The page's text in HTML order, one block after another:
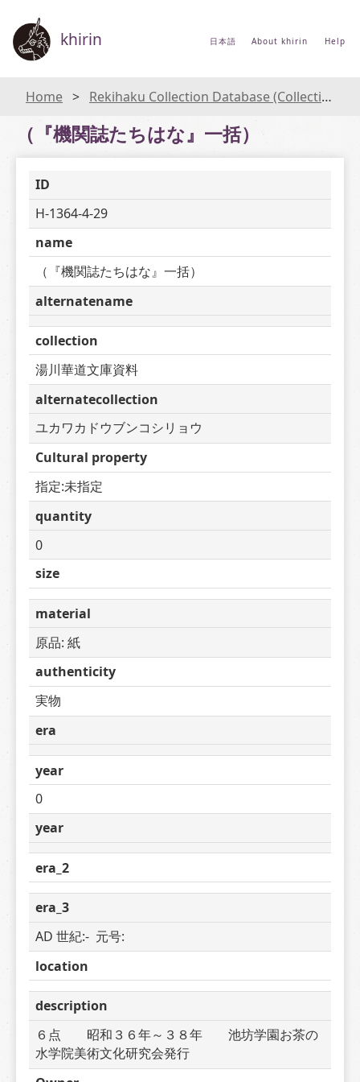
khirin 日本語 About khirin Help
Home Rekihaku Collection Database (Collections Database of the National Museum of Japanese History)
（『機関誌たちはな』一括）
ID
H-1364-4-29
name
（『機関誌たちはな』一括）
alternatename
collection
湯川華道文庫資料
alternatecollection
ユカワカドウブンコシリョウ
Cultural property
指定:未指定
quantity
0
size
material
原品: 紙
authenticity
実物
era
year
0
year
era_2
era_3
AD 世紀:-  元号:
location
description
６点　　昭和３６年～３８年　　池坊学園お茶の
水学院美術文化研究会発行